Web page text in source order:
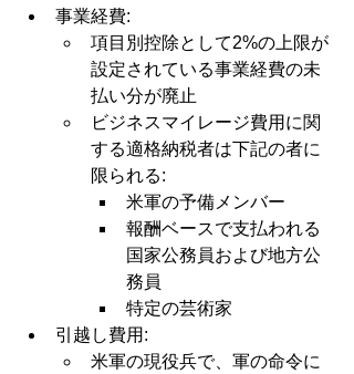
事業経費:
項目別控除として2%の上限が
設定されている事業経費の未
払い分が廃止
ビジネスマイレージ費用に関
する適格納税者は下記の者に
限られる:
米軍の予備メンバー
報酬ベースで支払われる
国家公務員および地方公
務員
特定の芸術家
引越し費用:
米軍の現役兵で、軍の命令に